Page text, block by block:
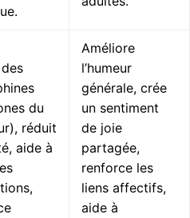
du
réduit
aide à
Améliore
l’humeur
générale, crée
un sentiment
de joie
partagée,
renforce les
liens affectifs,
aide à